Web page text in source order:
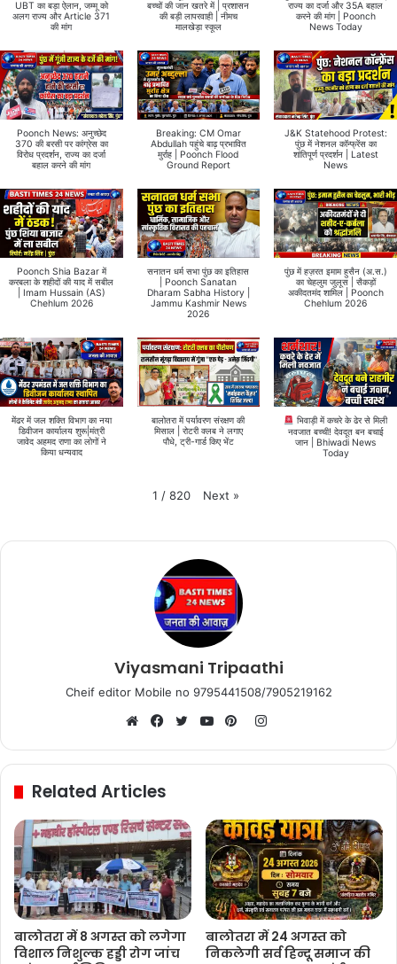
UBT का बड़ा ऐलान, जम्मू को
अलग राज्य और Article 371
की मांग
बच्चों की जान खतरे में | प्रशासन
की बड़ी लापरवाही | नीमच
मालखेड़ा स्कूल
राज्य का दर्जा और 35A बहाल
करने की मांग | Poonch
News Today
Poonch News: अनुच्छेद
370 की बरसी पर कांग्रेस का
विरोध प्रदर्शन, राज्य का दर्जा
बहाल करने की मांग
Breaking: CM Omar
Abdullah पहुंचे बाढ़ प्रभावित
मुर्राह | Poonch Flood
Ground Report
J&K Statehood Protest:
पुंछ में नेशनल कॉन्फ्रेंस का
शांतिपूर्ण प्रदर्शन | Latest
News
Poonch Shia Bazar में
करबला के शहीदों की याद में सबील
| Imam Hussain (AS)
Chehlum 2026
सनातन धर्म सभा पुंछ का इतिहास
| Poonch Sanatan
Dharam Sabha History |
Jammu Kashmir News
2026
पुंछ में हज़रत इमाम हुसैन (अ.स.)
का चेहलुम जुलूस | सैकड़ों
अकीदतमंद शामिल | Poonch
Chehlum 2026
मेंढर में जल शक्ति विभाग का नया
डिवीजन कार्यालय शुरू|मंत्री
जावेद अहमद राणा का लोगों ने
किया धन्यवाद
बालोतरा में पर्यावरण संरक्षण की
मिसाल | रोटरी क्लब ने लगाए
पौधे, ट्री-गार्ड किए भेंट
भिवाड़ी में कचरे के ढेर से मिली
नवजात बच्ची! देवदूत बन बचाई
जान | Bhiwadi News
Today
1 / 820 Next »
Viyasmani Tripaathi
Cheif editor Mobile no 9795441508/7905219162
Instagram
Related Articles
बालोतरा में 8 अगस्त को लगेगा
विशाल निशुल्क हड्डी रोग जांच
बालोतरा में 24 अगस्त को
निकलेगी सर्व हिन्दू समाज की